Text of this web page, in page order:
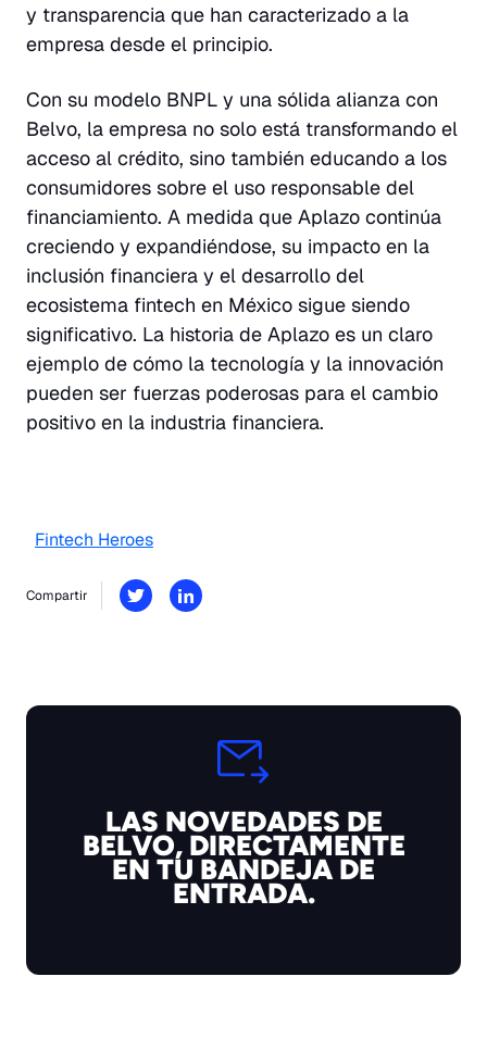
y transparencia que han caracterizado a la
empresa desde el principio.
Con su modelo BNPL y una sólida alianza con
Belvo, la empresa no solo está transformando el
acceso al crédito, sino también educando a los
consumidores sobre el uso responsable del
financiamiento. A medida que Aplazo continúa
creciendo y expandiéndose, su impacto en la
inclusión financiera y el desarrollo del
ecosistema fintech en México sigue siendo
significativo. La historia de Aplazo es un claro
ejemplo de cómo la tecnología y la innovación
pueden ser fuerzas poderosas para el cambio
positivo en la industria financiera.
Fintech Heroes
Compartir
LAS NOVEDADES DE
BELVO, DIRECTAMENTE
EN TU BANDEJA DE
ENTRADA.